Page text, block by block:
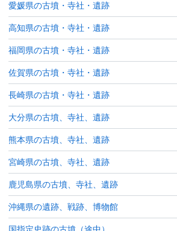
愛媛県の古墳・寺社・遺跡
高知県の古墳・寺社・遺跡
福岡県の古墳・寺社・遺跡
佐賀県の古墳・寺社・遺跡
長崎県の古墳・寺社・遺跡
大分県の古墳、寺社、遺跡
熊本県の古墳、寺社、遺跡
宮崎県の古墳、寺社、遺跡
鹿児島県の古墳、寺社、遺跡
沖縄県の遺跡、戦跡、博物館